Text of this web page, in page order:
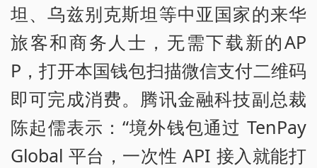
坦、乌兹别克斯坦等中亚国家的来华
旅客和商务人士，无需下载新的AP
P，打开本国钱包扫描微信支付二维码
即可完成消费。腾讯金融科技副总裁
陈起儒表示：“境外钱包通过 TenPay
Global 平台，一次性 API 接入就能打